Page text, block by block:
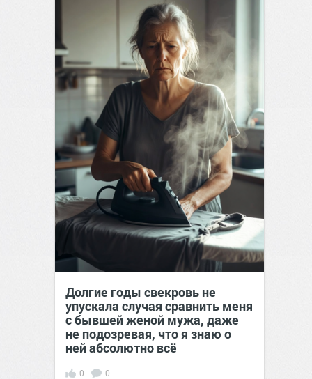
Долгие годы свекровь не
упускала случая сравнить меня
с бывшей женой мужа, даже
не подозревая, что я знаю о
ней абсолютно всё
0 0